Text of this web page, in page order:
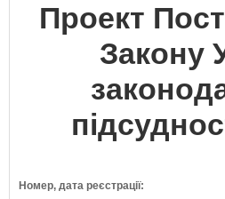
Проект
Закону
Номер, дата реєстрації: